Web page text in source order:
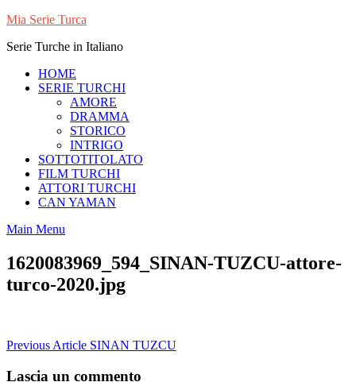
Skip
content
Mia Serie Turca
Serie Turche in Italiano
HOME
SERIE TURCHI
AMORE
DRAMMA
STORICO
INTRIGO
SOTTOTITOLATO
FILM TURCHI
ATTORI TURCHI
CAN YAMAN
Main Menu
1620083969_594_SINAN-TUZCU-attore-
turco-2020.jpg
Navigazione
articoli
Previous Article SINAN TUZCU
Lascia un commento